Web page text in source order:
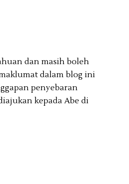
dan masih boleh
dalam blog ini
penyebaran
kepada Abe di